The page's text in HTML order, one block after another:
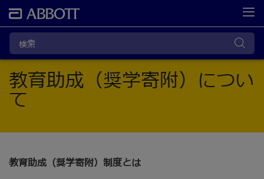
教育助成（奨学寄附）につい
て
教育助成（奨学寄附）制度とは